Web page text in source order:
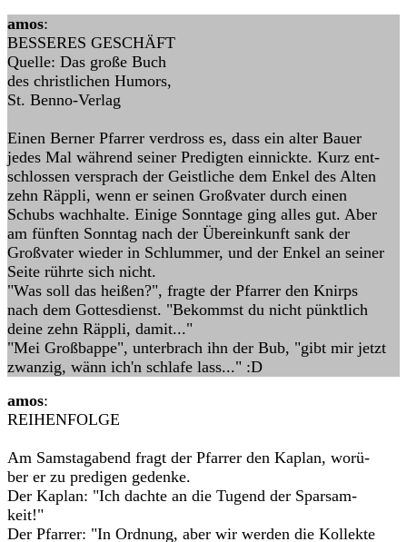
amos:
BESSERES GESCHÄFT
Quelle: Das große Buch
des christlichen Humors,
St. Benno-Verlag
Einen Berner Pfarrer verdross es, dass ein alter Bauer
jedes Mal während seiner Predigten einnickte. Kurz ent-
schlossen versprach der Geistliche dem Enkel des Alten
zehn Räppli, wenn er seinen Großvater durch einen
Schubs wachhalte. Einige Sonntage ging alles gut. Aber
am fünften Sonntag nach der Übereinkunft sank der
Großvater wieder in Schlummer, und der Enkel an seiner
Seite rührte sich nicht.
"Was soll das heißen?", fragte der Pfarrer den Knirps
nach dem Gottesdienst. "Bekommst du nicht pünktlich
deine zehn Räppli, damit..."
"Mei Großbappe", unterbrach ihn der Bub, "gibt mir jetzt
zwanzig, wänn ich'n schlafe lass..." :D
amos:
REIHENFOLGE
Am Samstagabend fragt der Pfarrer den Kaplan, worü-
ber er zu predigen gedenke.
Der Kaplan: "Ich dachte an die Tugend der Sparsam-
keit!"
Der Pfarrer: "In Ordnung, aber wir werden die Kollekte